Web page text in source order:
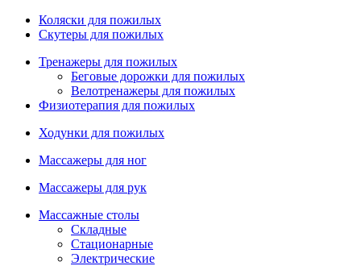
Коляски для пожилых
Скутеры для пожилых
Тренажеры для пожилых
Беговые дорожки для пожилых
Велотренажеры для пожилых
Физиотерапия для пожилых
Ходунки для пожилых
Массажеры для ног
Массажеры для рук
Массажные столы
Складные
Стационарные
Электрические